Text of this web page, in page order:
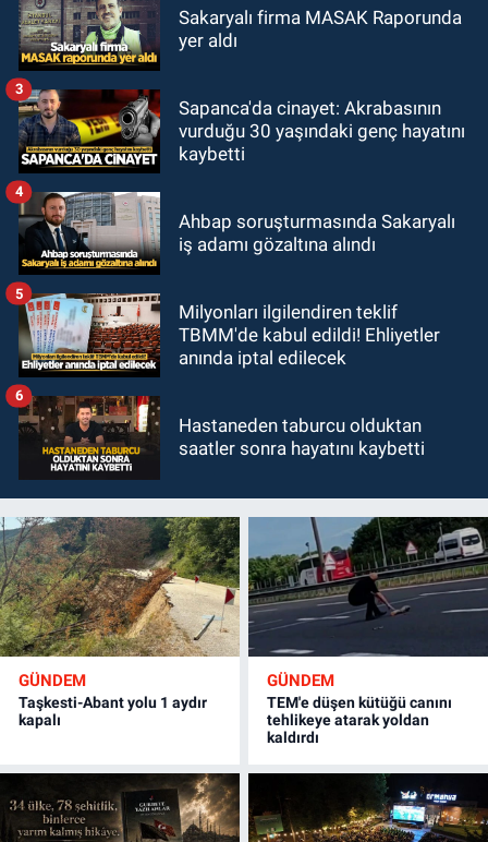
Sakaryalı firma MASAK Raporunda
yer aldı
Sapanca'da cinayet: Akrabasının
vurduğu 30 yaşındaki genç hayatını
kaybetti
3
Ahbap soruşturmasında Sakaryalı
iş adamı gözaltına alındı
4
Milyonları ilgilendiren teklif
TBMM'de kabul edildi! Ehliyetler
anında iptal edilecek
5
Hastaneden taburcu olduktan
saatler sonra hayatını kaybetti
6
GÜNDEM
Taşkesti-Abant yolu 1 aydır
kapalı
GÜNDEM
TEM'e düşen kütüğü canını
tehlikeye atarak yoldan
kaldırdı